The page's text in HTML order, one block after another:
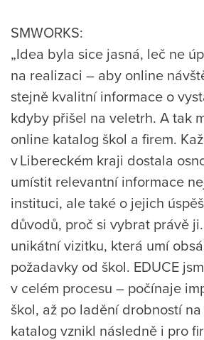
SMWORKS:
„Idea byla sice jasná, leč ne
na realizaci – aby online
stejně kvalitní informace o
kdyby přišel na veletrh. A tak
online katalog škol a firem.
v Libereckém kraji dostala
umístit relevantní informace
instituci, ale také o jejich
důvodů, proč si vybrat právě
unikátní vizitku, která umí
požadavky od škol. EDUCE
v celém procesu – počínaje
škol, až po ladění drobností
katalog vznikl následně i pro